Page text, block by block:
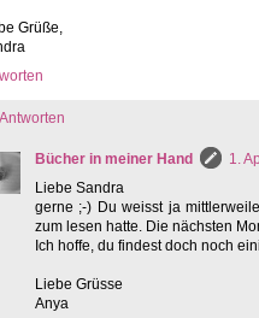
Grüße,
Antworten
Bücher in meiner Hand
1.
Liebe Sandra
gerne ;-) Du weisst ja
zum lesen hatte. Die nächsten
Ich hoffe, du findest doch noch
Liebe Grüsse
Anya